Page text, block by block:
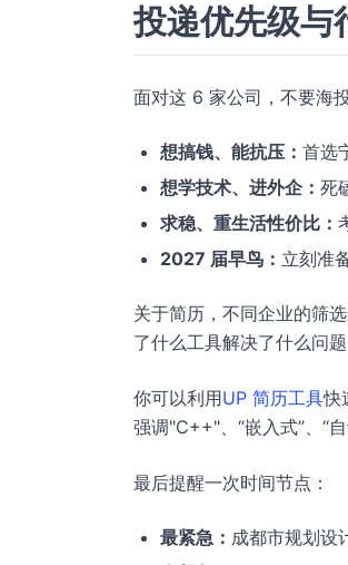
投递优先级与
面对这 6 家公司，不要海
想搞钱、能抗压： 首选
想学技术、进外企： 死
求稳、重生活性价比：
2027 届早鸟： 立刻准
关于简历，不同企业的筛
了什么工具解决了什么问
你可以利用UP 简历工具快
强调"C++"、“嵌入式”、“自
最后提醒一次时间节点：
最紧急： 成都市规划设